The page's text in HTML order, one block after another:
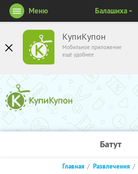
КупиКупон
Мобильное приложение
ещё удобнее
Меню Балашиха
Батут
Главная Развлечения